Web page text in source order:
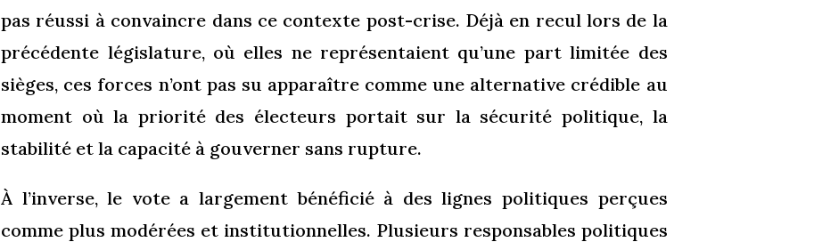
pas réussi à convaincre dans ce contexte post-crise. Déjà en recul lors de la
précédente législature, où elles ne représentaient qu’une part limitée des
sièges, ces forces n’ont pas su apparaître comme une alternative crédible au
moment où la priorité des électeurs portait sur la sécurité politique, la
stabilité et la capacité à gouverner sans rupture.
À l’inverse, le vote a largement bénéficié à des lignes politiques perçues
comme plus modérées et institutionnelles. Plusieurs responsables politiques